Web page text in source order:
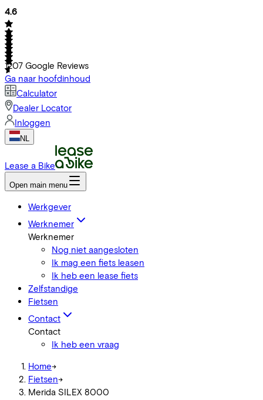
4.6
1207 Google Reviews
Ga naar hoofdinhoud
Calculator
Dealer Locator
Inloggen
NL
Lease a Bike
Open main menu
Werkgever
Werknemer
Werknemer
Nog niet aangesloten
Ik mag een fiets leasen
Ik heb een lease fiets
Zelfstandige
Fietsen
Contact
Contact
Ik heb een vraag
Home->
Fietsen->
Merida SILEX 8000